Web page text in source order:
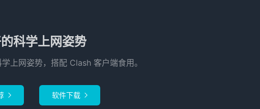
科学上网姿势
上网姿势，搭配 Clash 客户端食用。
 软件下载 